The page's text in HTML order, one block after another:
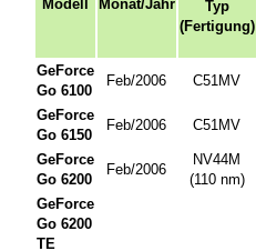
Modell Monat/Jahr
Typ
(Fertigung)
GeForce
Go 6100
Feb/2006 C51MV
GeForce
Go 6150
Feb/2006 C51MV
GeForce
Go 6200
Feb/2006
NV44M
(110 nm)
GeForce
Go 6200
TE